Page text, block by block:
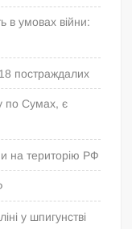
в умовах війни:
постраждалих
по Сумах, є
на територію РФ
у шпигунстві